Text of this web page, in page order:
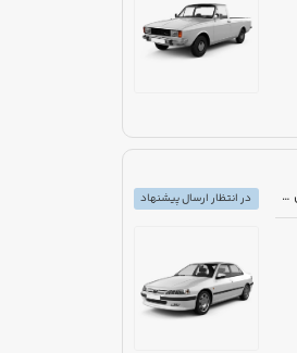
مزایده دولتی خودرو پژو پارس XU7 مدل 1394 رنگ سفید روغنی
در انتظار ارسال پیشنهاد